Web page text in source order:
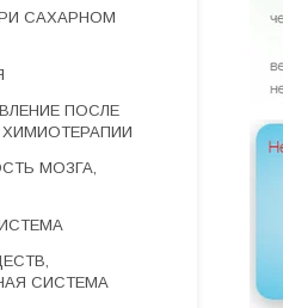
САХАРНОМ
ПОСЛЕ
МОЗГА,
СИСТЕМА